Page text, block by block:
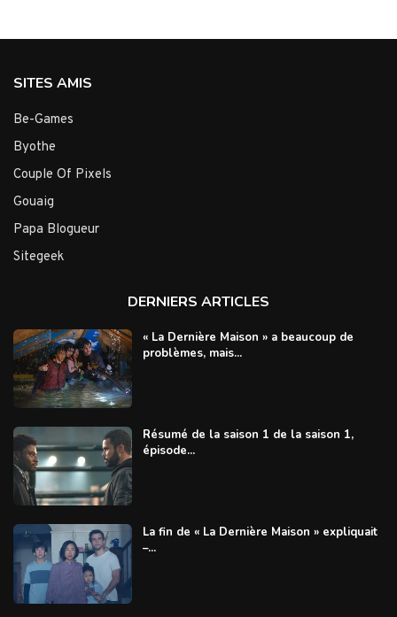
SITES AMIS
Be-Games
Byothe
Couple Of Pixels
Gouaig
Papa Blogueur
Sitegeek
DERNIERS ARTICLES
« La Dernière Maison » a beaucoup de
problèmes, mais...
Résumé de la saison 1 de la saison 1,
épisode...
La fin de « La Dernière Maison » expliquait
–...